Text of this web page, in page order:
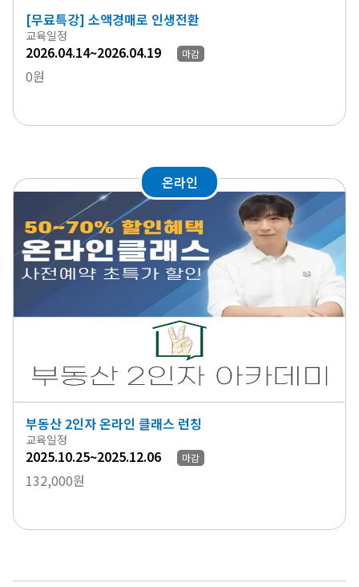
[무료특강] 소액경매로 인생전환
교육일정
2026.04.14~2026.04.19 마감
0원
온라인
부동산 2인자 온라인 클래스 런칭
교육일정
2025.10.25~2025.12.06 마감
132,000원